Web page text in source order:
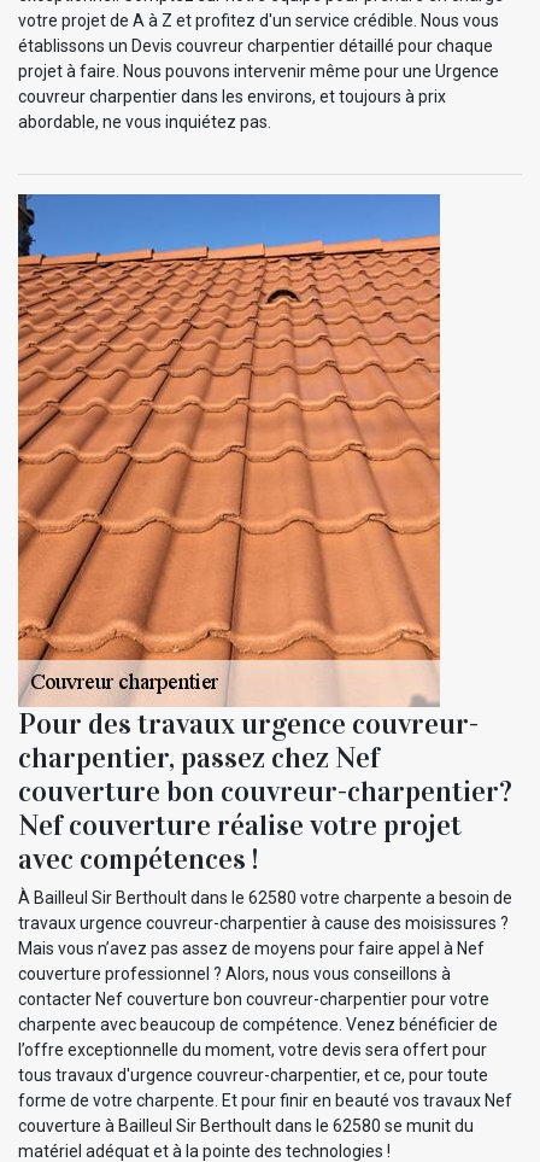
votre projet de A à Z et profitez d'un service crédible. Nous vous
établissons un Devis couvreur charpentier détaillé pour chaque
projet à faire. Nous pouvons intervenir même pour une Urgence
couvreur charpentier dans les environs, et toujours à prix
abordable, ne vous inquiétez pas.
Pour des travaux urgence couvreur-
charpentier, passez chez Nef
couverture bon couvreur-charpentier?
Nef couverture réalise votre projet
avec compétences !
À Bailleul Sir Berthoult dans le 62580 votre charpente a besoin de
travaux urgence couvreur-charpentier à cause des moisissures ?
Mais vous n’avez pas assez de moyens pour faire appel à Nef
couverture professionnel ? Alors, nous vous conseillons à
contacter Nef couverture bon couvreur-charpentier pour votre
charpente avec beaucoup de compétence. Venez bénéficier de
l’offre exceptionnelle du moment, votre devis sera offert pour
tous travaux d'urgence couvreur-charpentier, et ce, pour toute
forme de votre charpente. Et pour finir en beauté vos travaux Nef
couverture à Bailleul Sir Berthoult dans le 62580 se munit du
matériel adéquat et à la pointe des technologies !